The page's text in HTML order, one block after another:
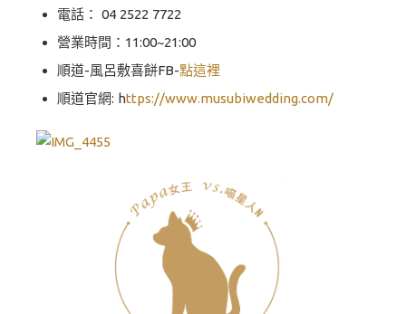
電話： 04 2522 7722
營業時間：11:00~21:00
順道-風呂敷喜餅FB-點這裡
順道官網: https://www.musubiwedding.com/